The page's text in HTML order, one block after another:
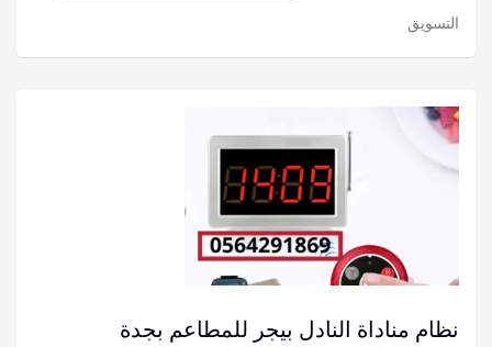
التسويق
نظام مناداة النادل بيجر للمطاعم بجدة